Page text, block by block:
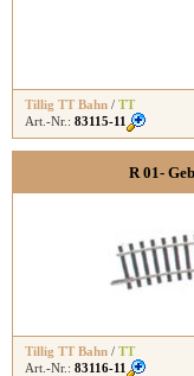
Tillig TT Bahn / TT
Art.-Nr.: 83115-11
R 01-
Tillig TT Bahn / TT
Art.-Nr.: 83116-11